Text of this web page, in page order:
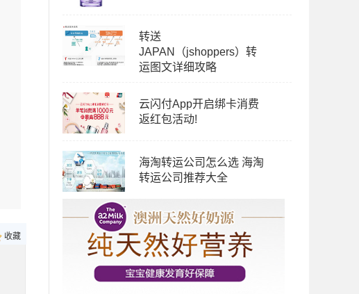
收藏
转送
JAPAN（jshoppers）转
运图文详细攻略
云闪付App开启绑卡消费
返红包活动!
海淘转运公司怎么选 海淘
转运公司推荐大全